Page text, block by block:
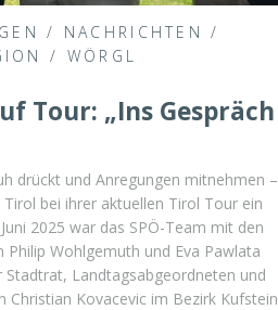
/ NACHRICHTEN /
/ WÖRGL
Tour: „Ins Gespräch
drückt und Anregungen mitnehmen –
Tirol bei ihrer aktuellen Tirol Tour ein
2025 war das SPÖ-Team mit den
Philip Wohlgemuth und Eva Pawlata
Stadtrat, Landtagsabgeordneten und
Christian Kovacevic im Bezirk Kufstein